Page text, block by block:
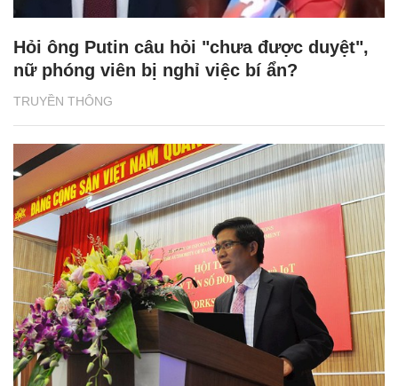
TRUYỀN THÔNG
Hỏi ông Putin câu hỏi "chưa được duyệt",
nữ phóng viên bị nghỉ việc bí ẩn?